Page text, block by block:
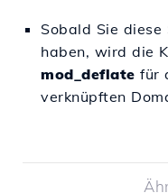
Sobald Sie
haben, wird die
mod_deflate für
verknüpften